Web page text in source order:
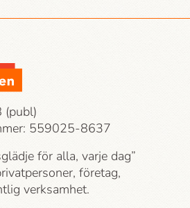
(publ)
559025-8637
för alla, varje dag”
företag,
verksamhet.